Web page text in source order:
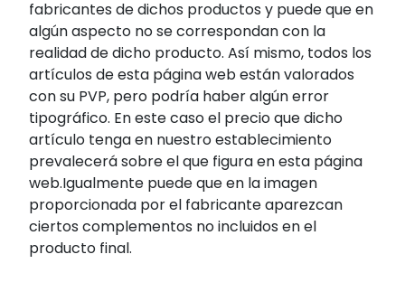
fabricantes de dichos productos y puede que en
algún aspecto no se correspondan con la
realidad de dicho producto. Así mismo, todos los
artículos de esta página web están valorados
con su PVP, pero podría haber algún error
tipográfico. En este caso el precio que dicho
artículo tenga en nuestro establecimiento
prevalecerá sobre el que figura en esta página
web.Igualmente puede que en la imagen
proporcionada por el fabricante aparezcan
ciertos complementos no incluidos en el
producto final.